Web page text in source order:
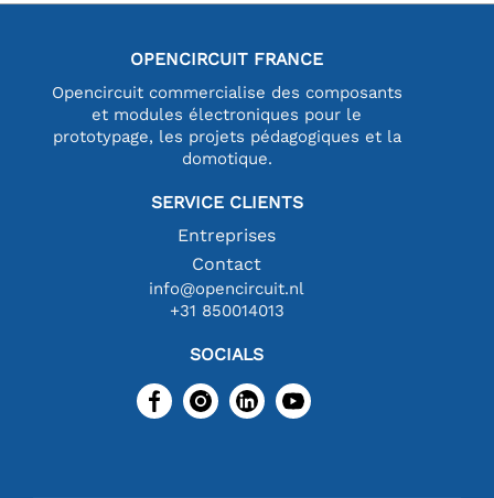
OPENCIRCUIT FRANCE
Opencircuit commercialise des composants
et modules électroniques pour le
prototypage, les projets pédagogiques et la
domotique.
SERVICE CLIENTS
Entreprises
Contact
info@opencircuit.nl
+31 850014013
SOCIALS